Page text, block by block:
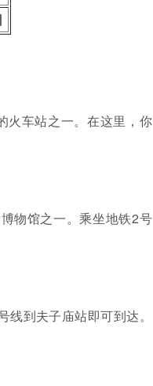
火车站之一。在这里，你
物馆之一。乘坐地铁2号
到夫子庙站即可到达。